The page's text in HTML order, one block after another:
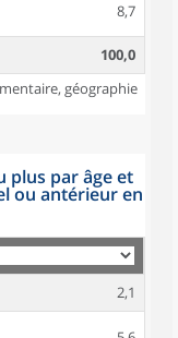
8,7
100,0
géographie
plus par âge et
ou antérieur en
2,1